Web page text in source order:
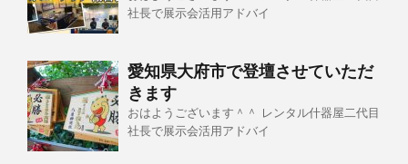
社長で展示会活用アドバイ
愛知県大府市で登壇させていただ
きます
おはようございます＾＾ レンタル什器屋二代目
社長で展示会活用アドバイ